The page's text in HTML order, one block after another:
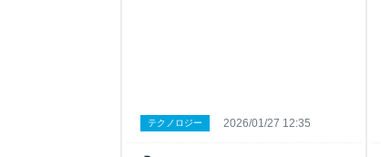
テクノロジー 2026/01/27 12:35